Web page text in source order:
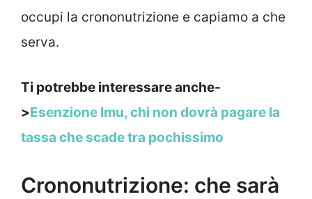
occupi la crononutrizione e capiamo a che
serva.
Ti potrebbe interessare anche-
>Esenzione Imu, chi non dovrà pagare la
tassa che scade tra pochissimo
Crononutrizione: che sarà